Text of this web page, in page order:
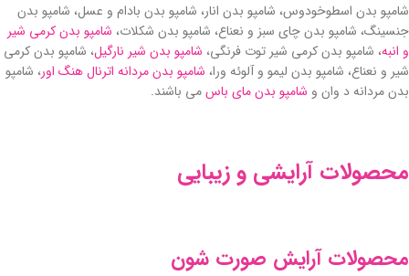
شامپو بدن اسطوخودوس، شامپو بدن انار، شامپو بدن بادام و عسل، شامپو بدن
جنسینگ، شامپو بدن چای سبز و نعناع، شامپو بدن شکلات، شامپو بدن کرمی شیر
و انبه، شامپو بدن کرمی شیر توت فرنگی، شامپو بدن شیر نارگیل، شامپو بدن کرمی
شیر و نعناع، شامپو بدن لیمو و آلوئه ورا، شامپو بدن مردانه اترنال هنگ اور، شامپو
بدن مردانه د وان و شامپو بدن مای باسمی باشند.
محصولات آرایشی و زیبایی
محصولات آرایش صورت شون